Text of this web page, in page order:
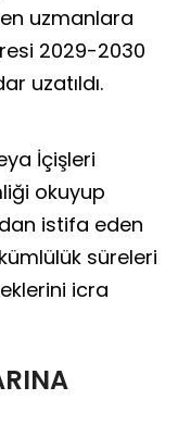
uzmanlara
2029-2030
uzatıldı.
İçişleri
okuyup
istifa eden
süreleri
icra